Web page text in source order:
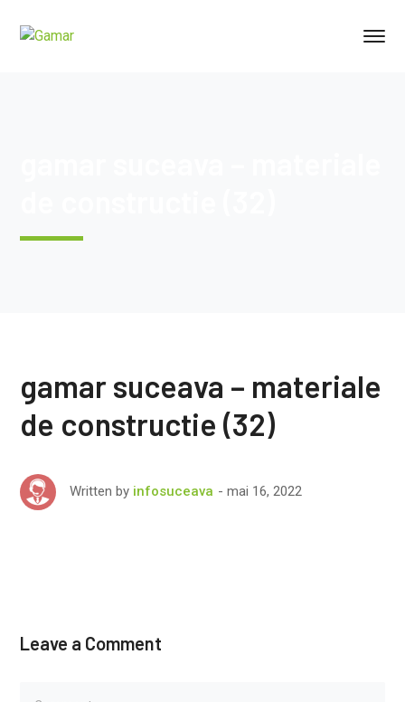
gamar suceava – materiale
de constructie (32)
Written by infosuceava mai 16, 2022
Leave a Comment